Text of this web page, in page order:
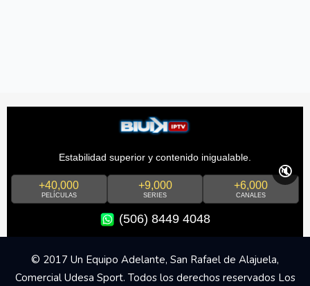
Estabilidad superior y contenido inigualable.
+40,000
PELÍCULAS
+9,000
SERIES
+6,000
CANALES
(506) 8449 4048
🔇
© 2017 Un Equipo Adelante, San Rafael de Alajuela,
Comercial Udesa Sport. Todos los derechos reservados Los